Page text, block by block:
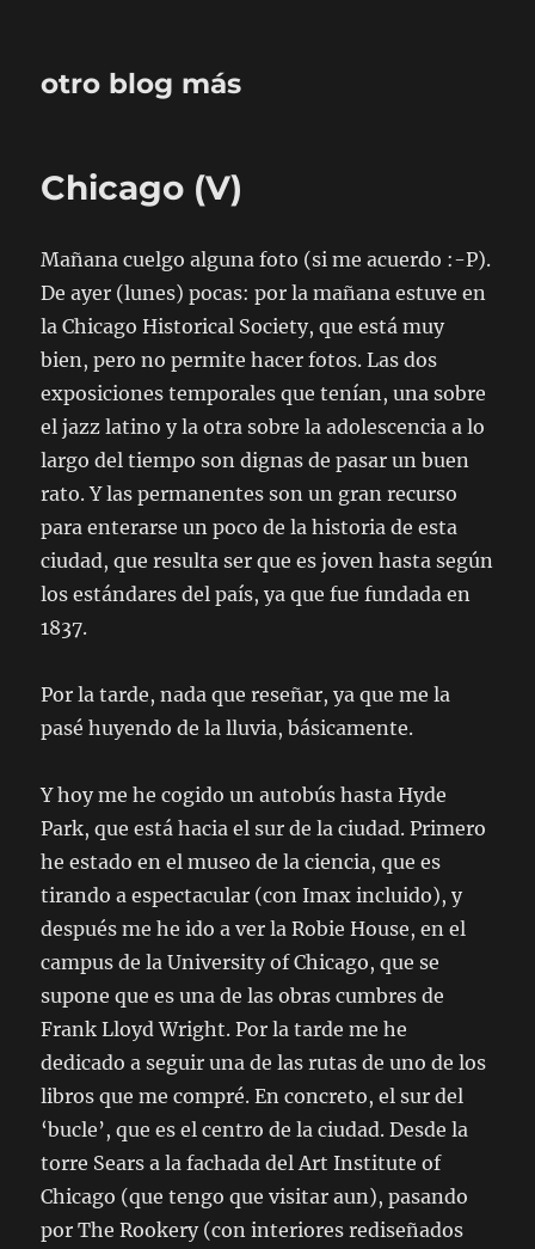
otro blog más
Chicago (V)
Mañana cuelgo alguna foto (si me acuerdo :-P).
De ayer (lunes) pocas: por la mañana estuve en
la Chicago Historical Society, que está muy
bien, pero no permite hacer fotos. Las dos
exposiciones temporales que tenían, una sobre
el jazz latino y la otra sobre la adolescencia a lo
largo del tiempo son dignas de pasar un buen
rato. Y las permanentes son un gran recurso
para enterarse un poco de la historia de esta
ciudad, que resulta ser que es joven hasta según
los estándares del país, ya que fue fundada en
1837.
Por la tarde, nada que reseñar, ya que me la
pasé huyendo de la lluvia, básicamente.
Y hoy me he cogido un autobús hasta Hyde
Park, que está hacia el sur de la ciudad. Primero
he estado en el museo de la ciencia, que es
tirando a espectacular (con Imax incluido), y
después me he ido a ver la Robie House, en el
campus de la University of Chicago, que se
supone que es una de las obras cumbres de
Frank Lloyd Wright. Por la tarde me he
dedicado a seguir una de las rutas de uno de los
libros que me compré. En concreto, el sur del
‘bucle’, que es el centro de la ciudad. Desde la
torre Sears a la fachada del Art Institute of
Chicago (que tengo que visitar aun), pasando
por The Rookery (con interiores rediseñados